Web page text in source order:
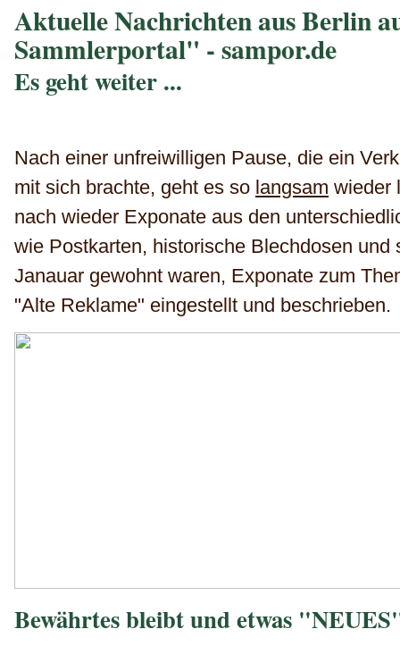
Aktuelle Nachrichten aus Berlin
Sammlerportal" - sampor.de
Es geht weiter ...
Nach einer unfreiwilligen Pause, die ein
mit sich brachte, geht es so langsam wieder
nach wieder Exponate aus den
wie Postkarten, historische Blechdosen und
Janauar gewohnt waren, Exponate zum
"Alte Reklame" eingestellt und beschrieben.
Bewährtes bleibt und etwas